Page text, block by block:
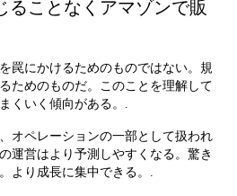
ることなくアマゾンで販
罠にかけるためのものではない。規
ためのものだ。このことを理解して
くいく傾向がある。.
オペレーションの一部として扱われ
運営はより予測しやすくなる。驚き
より成長に集中できる。.